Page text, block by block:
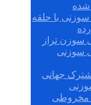
شده
با حلقه
سوزن تراز
سوزنی
جهانی
مخروطی